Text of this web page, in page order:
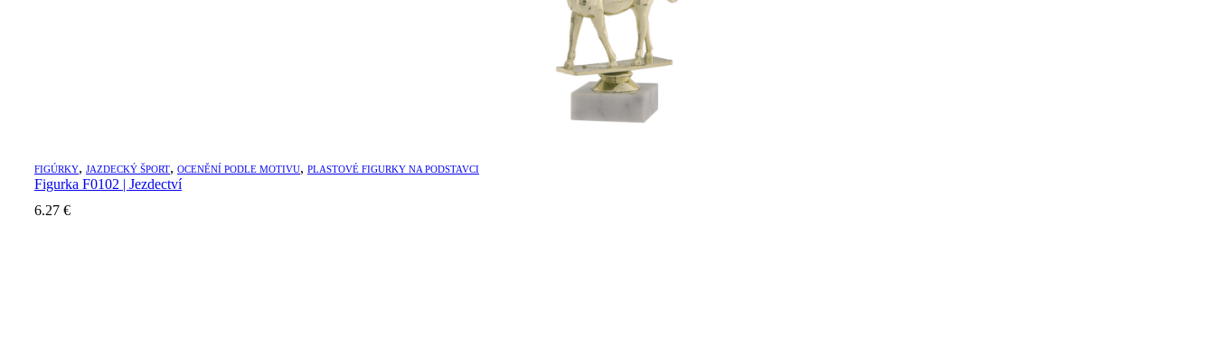
FIGÚRKY, JAZDECKÝ ŠPORT, OCENĚNÍ PODLE MOTIVU, PLASTOVÉ FIGURKY NA PODSTAVCI
Figurka F0102 | Jezdectví
6.27 €